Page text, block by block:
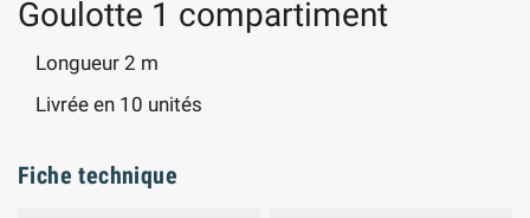
Goulotte 1 compartiment
Longueur 2 m
Livrée en 10 unités
Fiche technique